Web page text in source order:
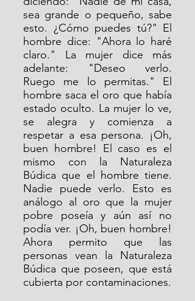
sea grande o pequeño, sabe
esto. ¿Cómo puedes tú?" El
hombre dice: "Ahora lo haré
claro." La mujer dice más
adelante: "Deseo verlo.
Ruego me lo permitas." El
hombre saca el oro que había
estado oculto. La mujer lo ve,
se alegra y comienza a
respetar a esa persona. ¡Oh,
buen hombre! El caso es el
mismo con la Naturaleza
Búdica que el hombre tiene.
Nadie puede verlo. Esto es
análogo al oro que la mujer
pobre poseía y aún así no
podía ver. ¡Oh, buen hombre!
Ahora permito que las
personas vean la Naturaleza
Búdica que poseen, que está